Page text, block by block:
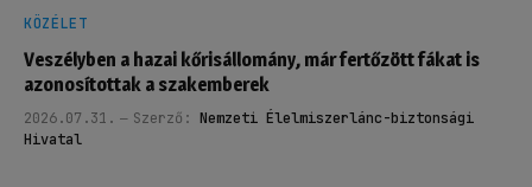
KÖZÉLET
Veszélyben a hazai kőrisállomány, már fertőzött fákat is
azonosítottak a szakemberek
2026.07.31. Szerző: Nemzeti Élelmiszerlánc-biztonsági
Hivatal